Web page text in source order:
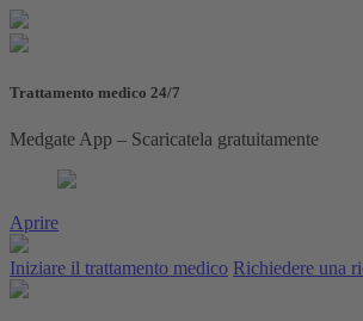
Trattamento medico 24/7
Medgate App – Scaricatela gratuitamente
Aprire
Iniziare il trattamento medico Richiedere una